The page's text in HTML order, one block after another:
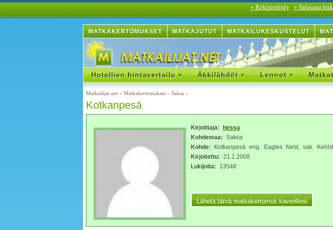
» Rekisteröidy » Salasana
MATKAKERTOMUKSET MATKAJUTUT MATKAILUKESKUSTELUT
Hotellien hintavertailu » Äkkilähdöt » Lennot »
Matkailijat.net » Matkakertomukset » Saksa »
Kotkanpesä
Kirjoittaja:
hessu
Kohdemaa: Saksa
Kohde: Kotkanpesä eng. Eagles Nest, sak.
Kirjoitettu: 21.1.2008
Lukijoita: 13548